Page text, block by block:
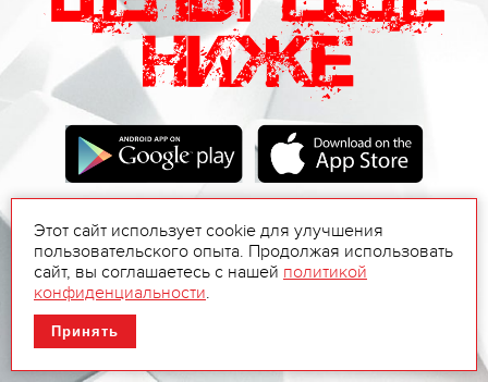
Этот сайт использует cookie для улучшения
пользовательского опыта. Продолжая использовать
сайт, вы соглашаетесь с нашей политикой
конфиденциальности.
Принять